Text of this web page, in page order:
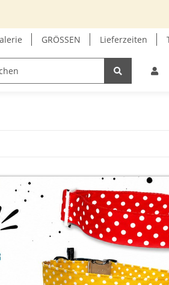
GRÖSSEN Lieferzeiten
GUTSCHEIN INFOECKE